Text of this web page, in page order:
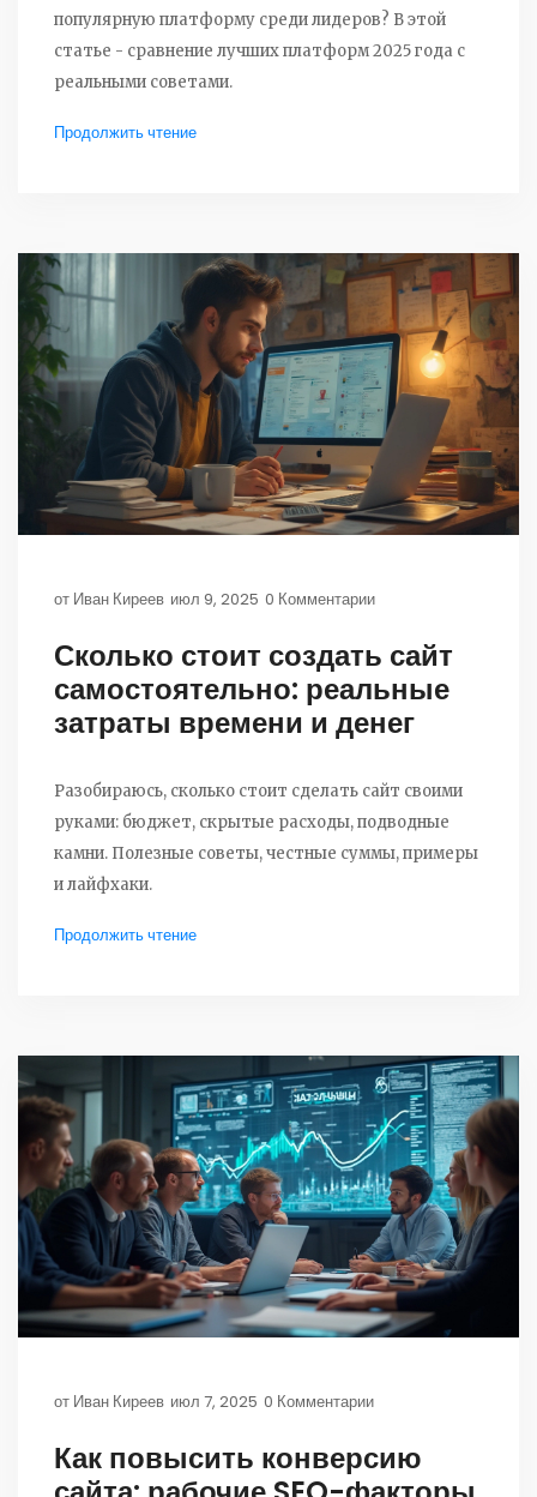
популярную платформу среди лидеров? В этой
статье - сравнение лучших платформ 2025 года с
реальными советами.
Продолжить чтение
от Иван Киреев июл 9, 2025 0 Комментарии
Сколько стоит создать сайт
самостоятельно: реальные
затраты времени и денег
Разобираюсь, сколько стоит сделать сайт своими
руками: бюджет, скрытые расходы, подводные
камни. Полезные советы, честные суммы, примеры
и лайфхаки.
Продолжить чтение
от Иван Киреев июл 7, 2025 0 Комментарии
Как повысить конверсию